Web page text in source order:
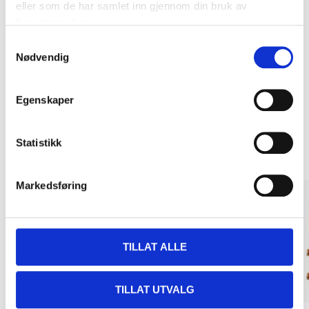
eller som de har samlet inn gjennom din bruk av
Nødvendig
Egenskaper
Statistikk
Markedsføring
TILLAT ALLE
TILLAT UTVALG